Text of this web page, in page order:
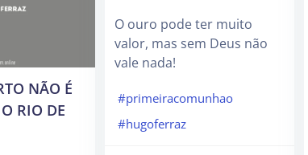
NÃO É
RIO DE
O ouro pode ter muito
valor, mas sem Deus não
vale nada!
#primeiracomunhao
#hugoferraz